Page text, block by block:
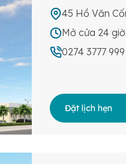
45 Hồ Văn
Mở cửa 24 giờ
0274 3777 999
Đặt lịch hẹn